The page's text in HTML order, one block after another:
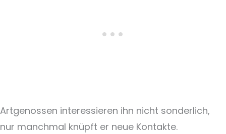
Artgenossen interessieren ihn nicht sonderlich,
nur manchmal knüpft er neue Kontakte.